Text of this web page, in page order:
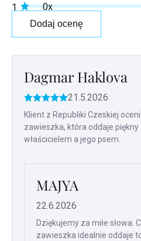
1
0x
Dodaj ocenę
Dagmar Haklova
Ocena
produktu
to
5
21.5.2026
Klient z Republiki Czeskiej
zawieszka, która oddaje
właścicielem a jego psem.
MAJYA
22.6.2026
Dziękujemy za miłe słowa.
zawieszka idealnie oddaje